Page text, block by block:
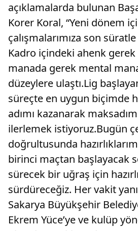
açıklamalarda bulunan
Korer Koral, “Yeni dönem
çalışmalarımıza son
Kadro içindeki ahenk
manada gerek mental
düzeylere ulaştı.Lig
süreçte en uygun biçimde
adımı kazanarak
ilerlemek istiyoruz.Bugün
doğrultusunda
birinci maçtan başlayacak
sürecek bir uğraş için
sürdüreceğiz. Her vakit
Sakarya Büyükşehir
Ekrem Yüce’ye ve kulüp